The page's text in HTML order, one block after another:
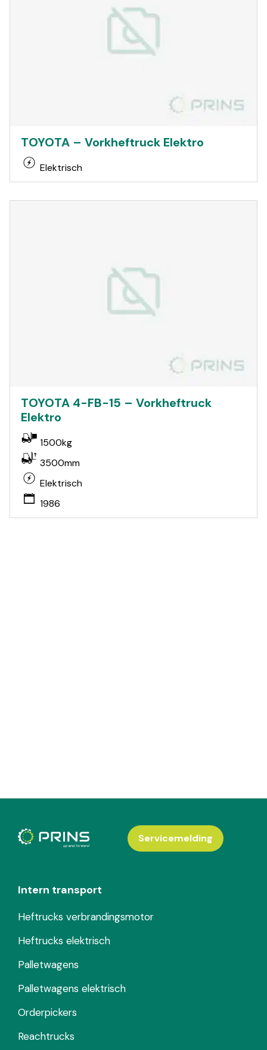
TOYOTA – Vorkheftruck Elektro
Elektrisch
TOYOTA 4-FB-15 – Vorkheftruck
Elektro
1500kg
3500mm
Elektrisch
1986
Intern transport
Heftrucks verbrandingsmotor
Heftrucks elektrisch
Palletwagens
Palletwagens elektrisch
Orderpickers
Reachtrucks
Servicemelding